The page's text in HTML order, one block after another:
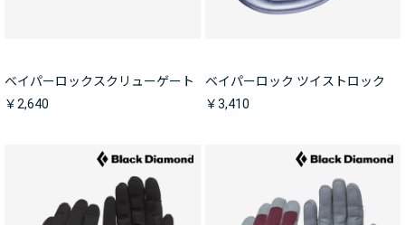
ベイパーロックスクリューゲート
￥2,640
ベイパーロック ツイストロック
￥3,410